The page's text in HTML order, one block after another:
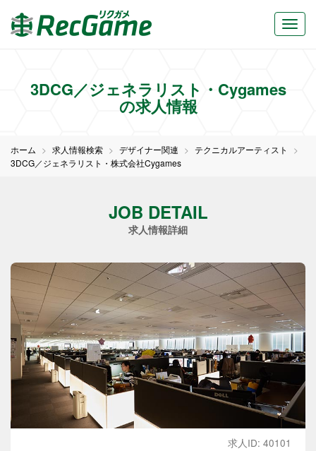
3DCG／ジェネラリスト・Cygames
の求人情報
ホーム 求人情報検索 デザイナー関連
テクニカルアーティスト
3DCG／ジェネラリスト・株式会社Cygames
JOB DETAIL
求人情報詳細
求人ID: 40101